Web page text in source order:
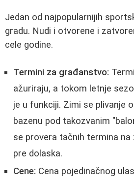
Jedan od najpopularnijih
gradu. Nudi i otvorene i
cele godine.
Termini za građanstvo:
ažuriraju, a tokom letnje
je u funkciji. Zimi se plivanje
bazenu pod takozvanim
se provera tačnih termina na
pre dolaska.
Cene: Cena pojedinačnog